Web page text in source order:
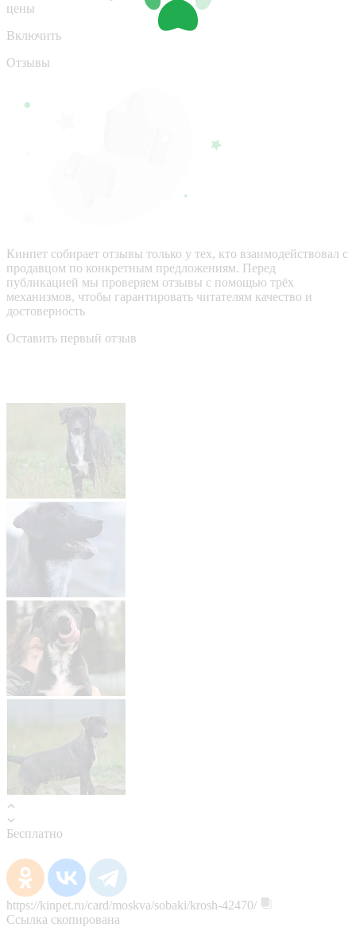
цены
Включить
Отзывы
Кинпет собирает отзывы только у тех, кто взаимодействовал с
продавцом по конкретным предложениям. Перед
публикацией мы проверяем отзывы с помощью трёх
механизмов, чтобы гарантировать читателям качество и
достоверность
Оставить первый отзыв
Бесплатно
https://kinpet.ru/card/moskva/sobaki/krosh-42470/
Ссылка скопирована